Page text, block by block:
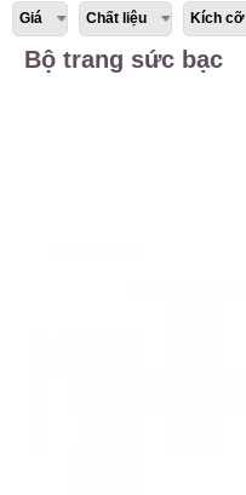
Giá Chất liệu Kích cỡ
Bộ trang sức bạc